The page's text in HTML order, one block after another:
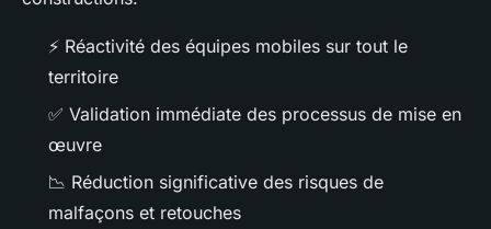
⚡ Réactivité des équipes mobiles sur tout le
territoire
✅ Validation immédiate des processus de mise en
œuvre
📉 Réduction significative des risques de
malfaçons et retouches